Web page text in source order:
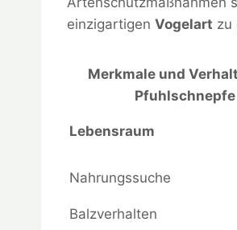
einzigartigen Vogelart zu
Merkmale und
Pfuhlschnepfe
Lebensraum
Nahrungssuche
Balzverhalten